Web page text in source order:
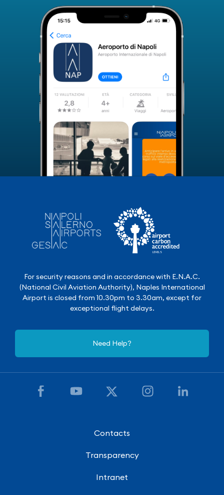
For security reasons and in accordance with E.N.A.C.
(National Civil Aviation Authority), Naples International
Airport is closed from 10.30pm to 3.30am, except for
exceptional flight delays.
Need Help?
Contacts
Transparency
Intranet